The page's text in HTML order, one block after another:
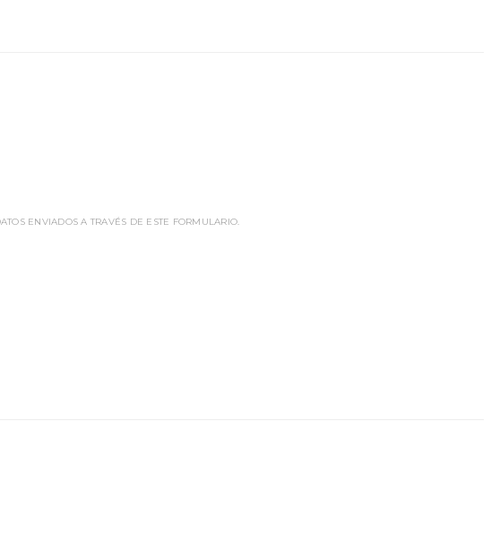
ENVIADOS A TRAVÉS DE ESTE FORMULARIO.